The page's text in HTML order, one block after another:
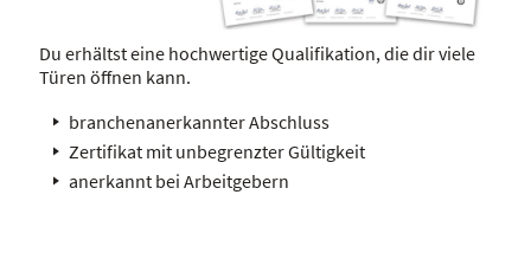
Du erhältst eine hochwertige Qualifikation, die dir viele
Türen öffnen kann.
branchenanerkannter Abschluss
Zertifikat mit unbegrenzter Gültigkeit
anerkannt bei Arbeitgebern